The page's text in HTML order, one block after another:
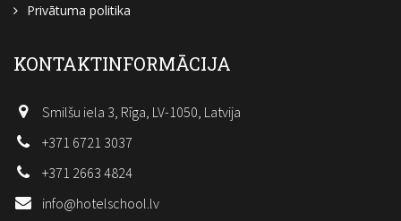
Privātuma politika
KONTAKTINFORMĀCIJA
Smilšu iela 3, Rīga, LV-1050, Latvija
+371 6721 3037
+371 2663 4824
info@hotelschool.lv